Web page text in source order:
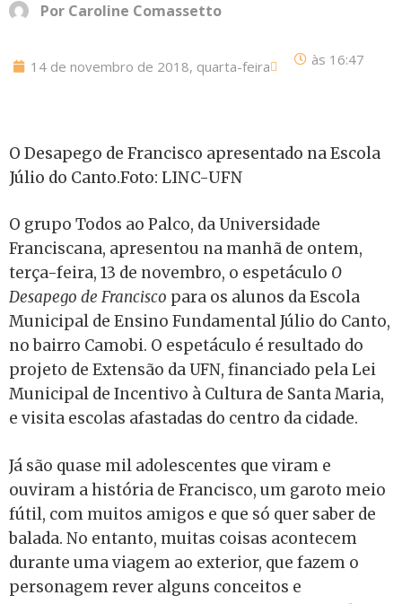
Por Caroline Comassetto
14 de novembro de 2018, quarta-feira às 16:47
O Desapego de Francisco apresentado na Escola
Júlio do Canto.Foto: LINC-UFN
O grupo Todos ao Palco, da Universidade
Franciscana, apresentou na manhã de ontem,
terça-feira, 13 de novembro, o espetáculo O
Desapego de Francisco para os alunos da Escola
Municipal de Ensino Fundamental Júlio do Canto,
no bairro Camobi. O espetáculo é resultado do
projeto de Extensão da UFN, financiado pela Lei
Municipal de Incentivo à Cultura de Santa Maria,
e visita escolas afastadas do centro da cidade.
Já são quase mil adolescentes que viram e
ouviram a história de Francisco, um garoto meio
fútil, com muitos amigos e que só quer saber de
balada. No entanto, muitas coisas acontecem
durante uma viagem ao exterior, que fazem o
personagem rever alguns conceitos e